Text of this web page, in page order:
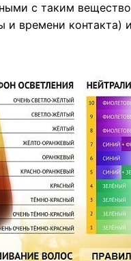
с таким
и времени контакта)